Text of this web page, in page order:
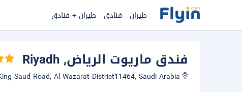
طيران فنادق طيران + فنادق
فندق ماريوت الرياض, Riyadh